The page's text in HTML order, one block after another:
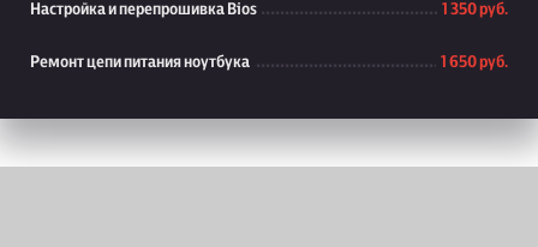
Настройка и перепрошивка Bios 1 350 руб.
Ремонт цепи питания ноутбука 1 650 руб.